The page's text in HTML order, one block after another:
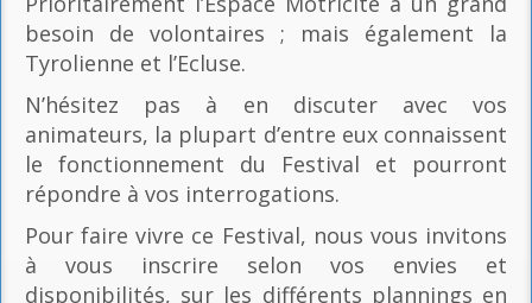
besoin de volontaires ; mais également la
Tyrolienne et l’Ecluse.
N’hésitez pas à en discuter avec vos
animateurs, la plupart d’entre eux connaissent
le fonctionnement du Festival et pourront
répondre à vos interrogations.
Pour faire vivre ce Festival, nous vous invitons
à vous inscrire selon vos envies et
disponibilités, sur les différents plannings en